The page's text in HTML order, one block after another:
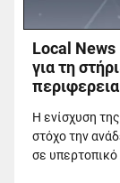
Local
για τη
H ενίσχυση
στόχο την
σε υπερτοπικό